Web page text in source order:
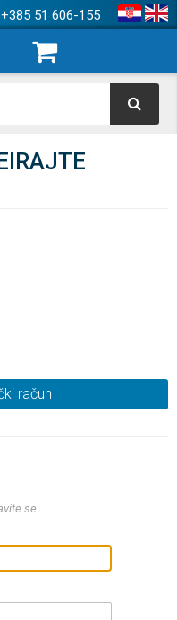
+385 51 606-155
račun
se.